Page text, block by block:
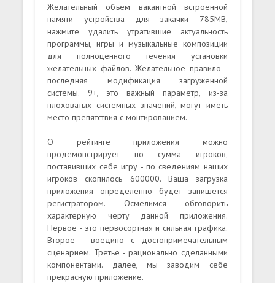
Желательный объем вакантной встроенной
памяти устройства для закачки 785MB,
нажмите удалить утратившие актуальность
программы, игры и музыкальные композиции
для полноценного течения установки
желательных файлов. Желательное правило -
последняя модификация загруженной
системы. 9+, это важный параметр, из-за
плоховатых системных значений, могут иметь
место препятствия с монтированием.
О рейтинге приложения можно
продемонстрирует по сумма игроков,
поставивших себе игру - по сведениям наших
игроков скопилось 600000. Ваша загрузка
приложения определенно будет запишется
регистратором. Осмелимся обговорить
характерную черту данной приложения.
Первое - это первосортная и сильная графика.
Второе - воедино с достопримечательным
сценарием. Третье - рационально сделанными
компонентами. далее, мы заводим себе
прекрасную приложение.